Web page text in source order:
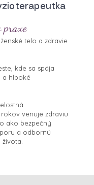
praxe
telo a zdravie
kde sa spája
a hlboké
venuje zdraviu
ako bezpečný
a odbornú